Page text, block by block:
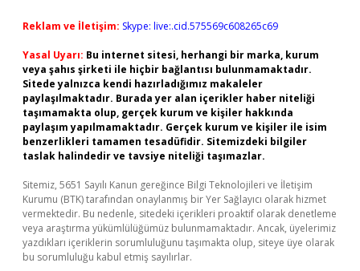
Reklam ve İletişim: Skype: live:.cid.575569c608265c69
Yasal Uyarı: Bu internet sitesi, herhangi bir marka, kurum
veya şahıs şirketi ile hiçbir bağlantısı bulunmamaktadır.
Sitede yalnızca kendi hazırladığımız makaleler
paylaşılmaktadır. Burada yer alan içerikler haber niteliği
taşımamakta olup, gerçek kurum ve kişiler hakkında
paylaşım yapılmamaktadır. Gerçek kurum ve kişiler ile isim
benzerlikleri tamamen tesadüfidir. Sitemizdeki bilgiler
taslak halindedir ve tavsiye niteliği taşımazlar.
Sitemiz, 5651 Sayılı Kanun gereğince Bilgi Teknolojileri ve İletişim
Kurumu (BTK) tarafından onaylanmış bir Yer Sağlayıcı olarak hizmet
vermektedir. Bu nedenle, sitedeki içerikleri proaktif olarak denetleme
veya araştırma yükümlülüğümüz bulunmamaktadır. Ancak, üyelerimiz
yazdıkları içeriklerin sorumluluğunu taşımakta olup, siteye üye olarak
bu sorumluluğu kabul etmiş sayılırlar.